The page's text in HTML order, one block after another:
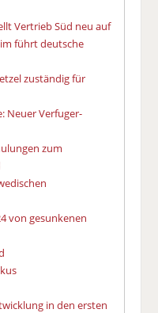
Vertrieb Süd neu auf
führt deutsche
zuständig für
Neuer Verfuger-
zum
von gesunkenen
in den ersten